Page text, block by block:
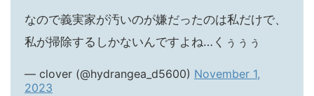
なので義実家が汚いのが嫌だったのは私だけで、
私が掃除するしかないんですよね…くぅぅぅ
— clover (@hydrangea_d5600) November 1,
2023